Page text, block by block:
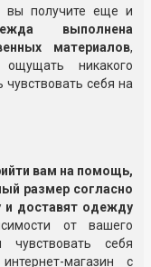
вы получите еще и
выполнена
материалов,
никакого
себя на
вам на помощь,
размер согласно
и доставят одежду
от вашего
себя
магазин с